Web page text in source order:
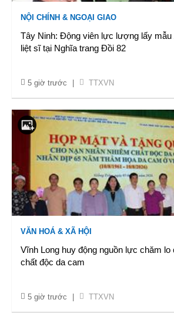
NỘI CHÍNH & NGOẠI GIAO
Tây Ninh: Động viên lực lượng lấy mẫu
liệt sĩ tại Nghĩa trang Đồi 82
5 giờ trước TTXVN
VĂN HOÁ & XÃ HỘI
Vĩnh Long huy động nguồn lực chăm lo
chất độc da cam
5 giờ trước TTXVN